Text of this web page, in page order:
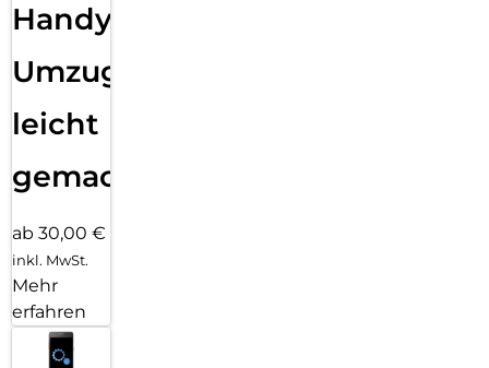
Handy
Umzug
leicht
gemacht!
ab 30,00 €
inkl. MwSt.
Mehr
erfahren